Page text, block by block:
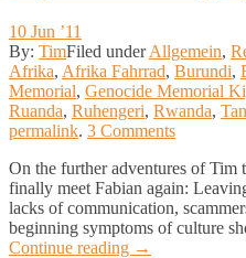
10 Jun ’11
By: TimFiled underAllgemein,
Afrika, Afrika Fahrrad, Burundi,
Memorial, Genocide Memorial
Ruanda, Ruhengeri, Rwanda,
permalink. 3 Comments
On the further adventures of
finally meet Fabian again:
lacks of communication,
beginning symptoms of culture
Continue reading →